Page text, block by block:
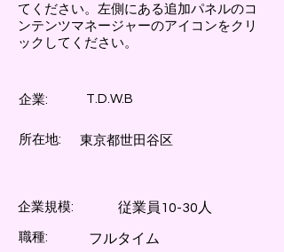
てください。左側にある追加パネルのコ
ンテンツマネージャーのアイコンをクリ
ックしてください。
企業: T.D.W.B
所在地: 東京都世田谷区
企業規模: 従業員10-30人
職種: フルタイム